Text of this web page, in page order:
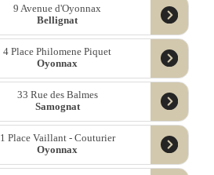
9 Avenue d'Oyonnax
Bellignat
4 Place Philomene Piquet
Oyonnax
33 Rue des Balmes
Samognat
1 Place Vaillant - Couturier
Oyonnax